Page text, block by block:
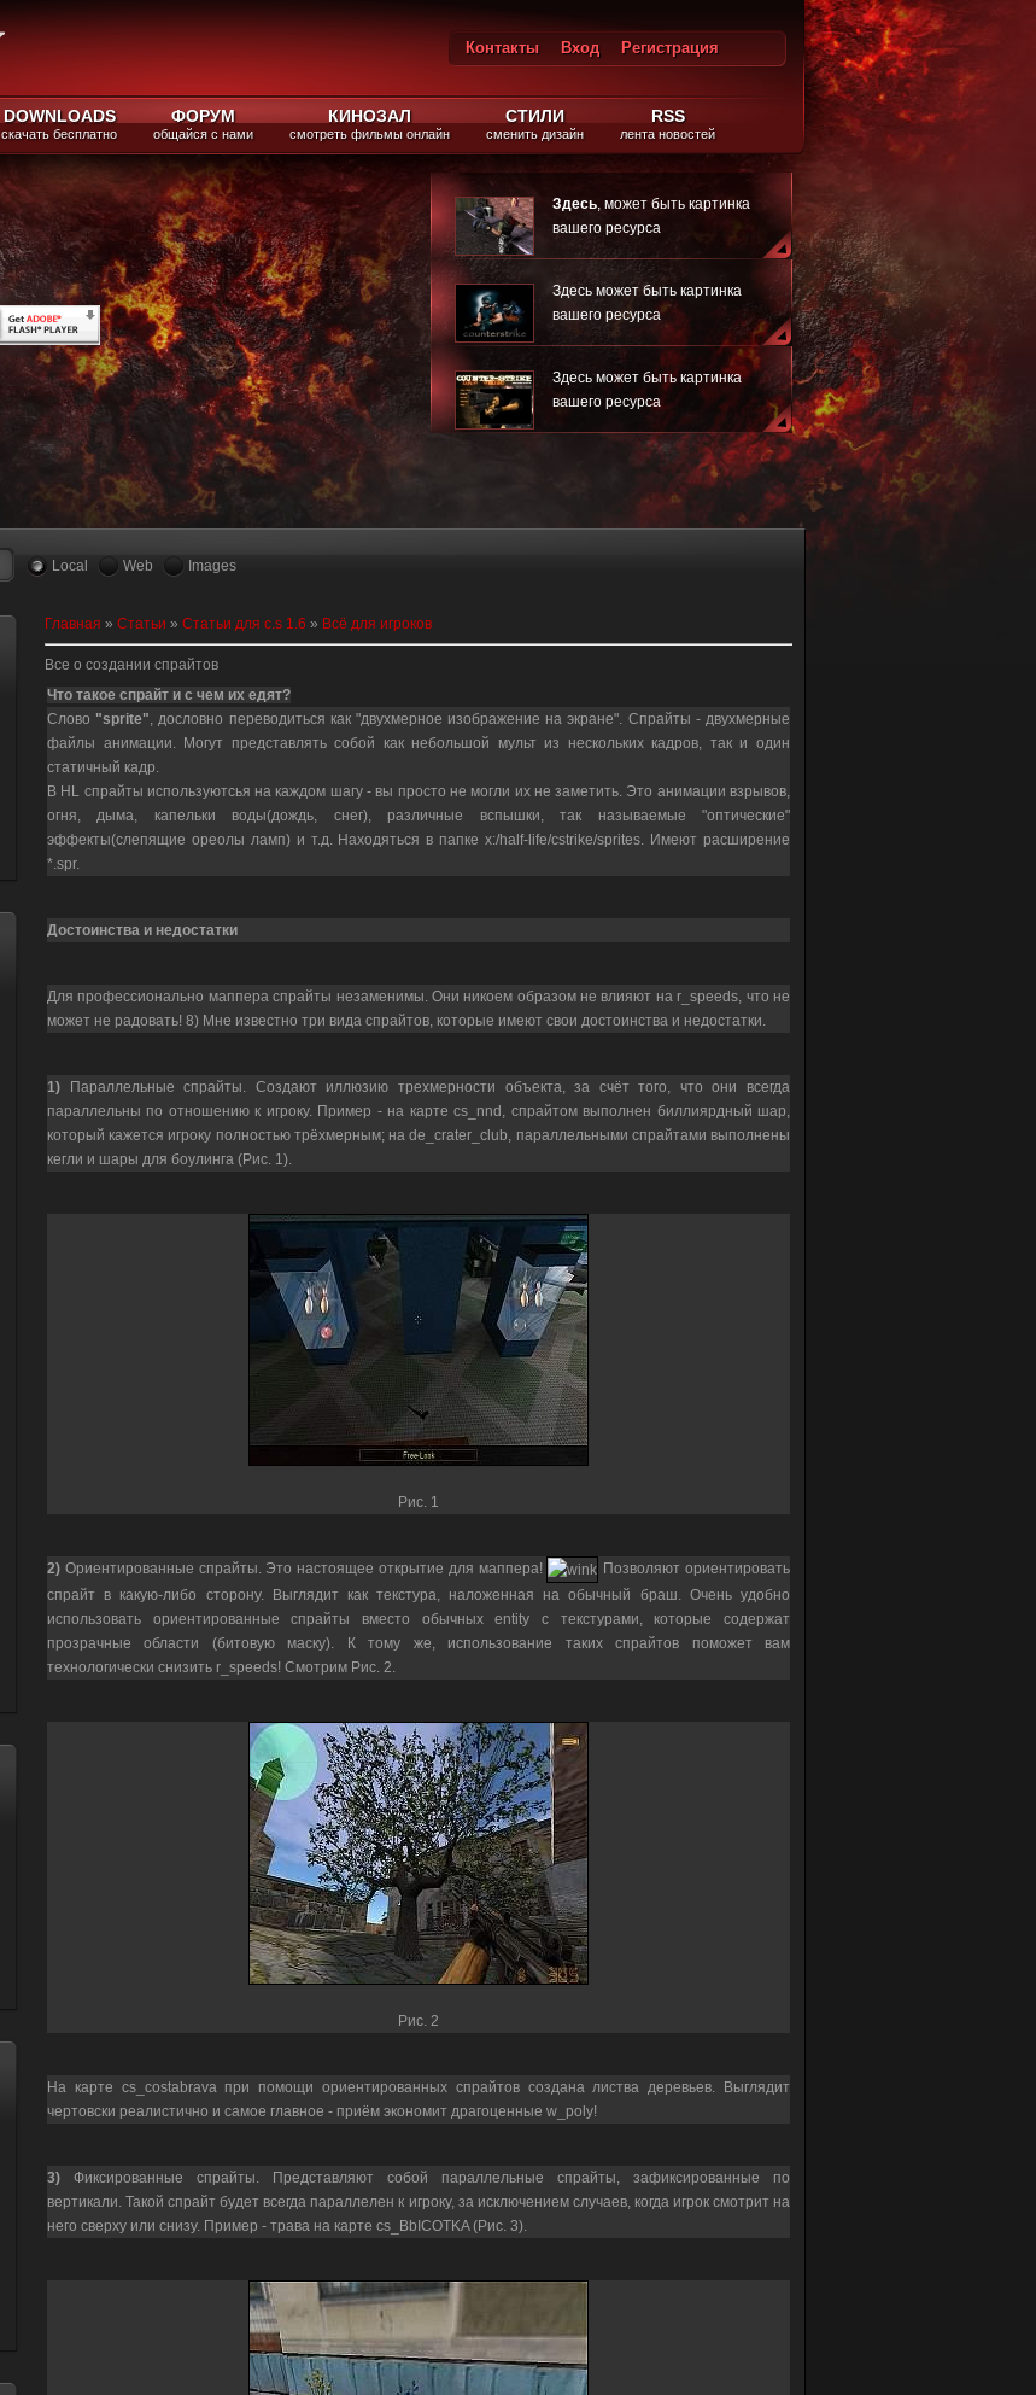
Контакты Вход
Регистрация
DOWNLOADS
скачать бесплатно
ФОРУМ
общайся с нами
КИНОЗАЛ
смотреть фильмы онлайн
СТИЛИ
сменить дизайн
RSS
лента новостей
Здесь, может быть картинка
вашего ресурса
Здесь может быть картинка
вашего ресурса
Здесь может быть картинка
вашего ресурса
Local Web Images
Главная » Статьи » Статьи для c.s 1.6 » Всё для игроков
Все о создании спрайтов
Что такое спрайт и с чем их едят?
Слово "sprite", дословно переводиться как "двухмерное изображение на экране". Спрайты - двухмерные
файлы анимации. Могут представлять собой как небольшой мульт из нескольких кадров, так и один
статичный кадр.
В HL спрайты используютсья на каждом шагу - вы просто не могли их не заметить. Это анимации взрывов,
огня, дыма, капельки воды(дождь, снег), различные вспышки, так называемые "оптические"
эффекты(слепящие ореолы ламп) и т.д. Находяться в папке x:/half-life/cstrike/sprites. Имеют расширение
*.spr.
Достоинства и недостатки
Для профессионально маппера спрайты незаменимы. Они никоем образом не влияют на r_speeds, что не
может не радовать! 8) Мне известно три вида спрайтов, которые имеют свои достоинства и недостатки.
1) Параллельные спрайты. Создают иллюзию трехмерности объекта, за счёт того, что они всегда
параллельны по отношению к игроку. Пример - на карте cs_nnd, спрайтом выполнен биллиярдный шар,
который кажется игроку полностью трёхмерным; на de_crater_club, параллельными спрайтами выполнены
кегли и шары для боулинга (Рис. 1).
Рис. 1
2) Ориентированные спрайты. Это настоящее открытие для маппера!
Позволяют ориентировать
спрайт в какую-либо сторону. Выглядит как текстура, наложенная на обычный браш. Очень удобно
использовать ориентированные спрайты вместо обычных entity с текстурами, которые содержат
прозрачные области (битовую маску). К тому же, использование таких спрайтов поможет вам
технологически снизить r_speeds! Смотрим Рис. 2.
Рис. 2
На карте cs_costabrava при помощи ориентированных спрайтов создана листва деревьев. Выглядит
чертовски реалистично и самое главное - приём экономит драгоценные w_poly!
3) Фиксированные спрайты. Представляют собой параллельные спрайты, зафиксированные по
вертикали. Такой спрайт будет всегда параллелен к игроку, за исключением случаев, когда игрок смотрит на
него сверху или снизу. Пример - трава на карте cs_BbICOTKA (Рис. 3).